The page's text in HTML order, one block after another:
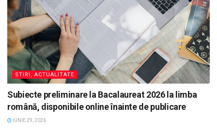
STIRI, ACTUALITATE
Subiecte preliminare la Bacalaureat 2026 la limba
română, disponibile online înainte de publicare
IUNIE 29, 2026